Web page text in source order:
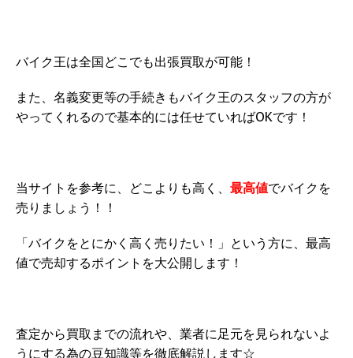
バイク王は全国どこでも出張買取が可能！
また、名義変更等の手続きもバイク王のスタッフの方が
やってくれるので基本的には任せていればOKです！
当サイトを参考に、どこよりも高く、 最高値でバイクを
売りましょう！！
「バイクをとにかく高く売りたい！」という方に、最高
値で売却するポイントを大公開します！
査定から買取までの流れや、業者に足元を見られないよ
うにする為の豆知識等を徹底解説します☆